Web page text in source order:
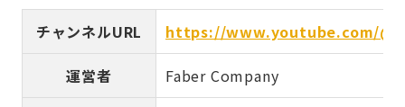
チャンネルURL https://www.youtube.com/
運営者 Faber Company